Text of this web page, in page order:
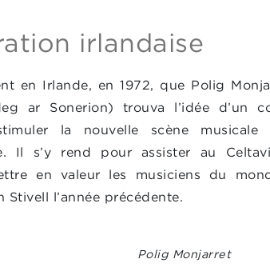
irlandaise
en Irlande, en 1972, que Polig
ar Sonerion) trouva l’idée d’un
la nouvelle scène musicale
Il s’y rend pour assister au
en valeur les musiciens du
Stivell l’année précédente.
Polig Monjarret